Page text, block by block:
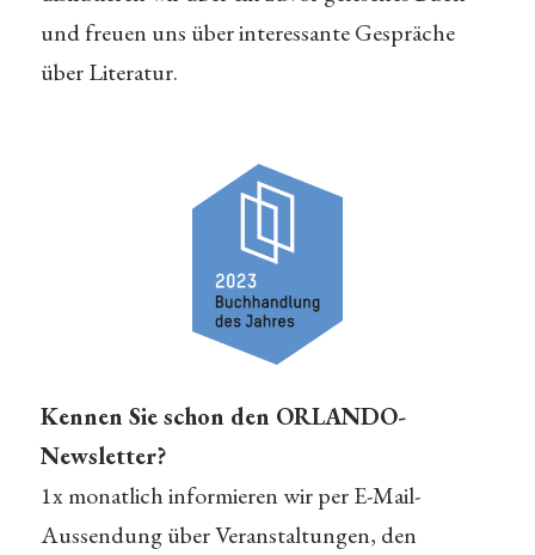
und freuen uns über interessante Gespräche
über Literatur.
Kennen Sie schon den ORLANDO-
Newsletter?
1x monatlich informieren wir per E-Mail-
Aussendung über Veranstaltungen, den